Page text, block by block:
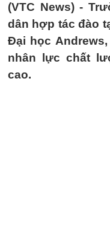
(VTC News) -
dân hợp tác đào
Đại học
nhân lực chất
cao.